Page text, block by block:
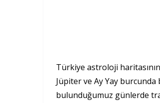
Türkiye astroloji
Jüpiter ve Ay Yay
bulunduğumuz günlerde